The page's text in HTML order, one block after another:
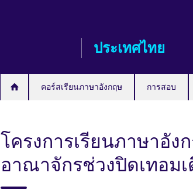
ประเทศไทย
คอร์สเรียนภาษาอังกฤษ การสอบ
โครงการเรียนภาษาอัง
อาณาจักรช่วงปิดเทอม